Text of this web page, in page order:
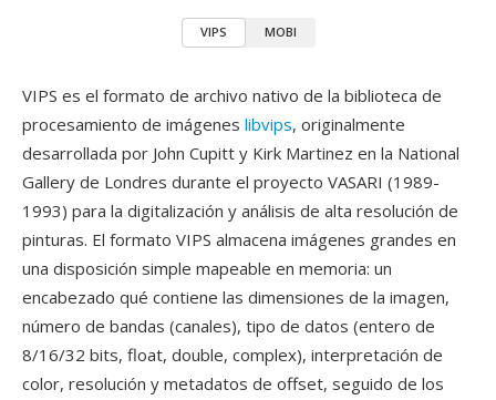
VIPS MOBI
VIPS es el formato de archivo nativo de la biblioteca de
procesamiento de imágenes libvips, originalmente
desarrollada por John Cupitt y Kirk Martinez en la National
Gallery de Londres durante el proyecto VASARI (1989-
1993) para la digitalización y análisis de alta resolución de
pinturas. El formato VIPS almacena imágenes grandes en
una disposición simple mapeable en memoria: un
encabezado qué contiene las dimensiones de la imagen,
número de bandas (canales), tipo de datos (entero de
8/16/32 bits, float, double, complex), interpretación de
color, resolución y metadatos de offset, seguido de los